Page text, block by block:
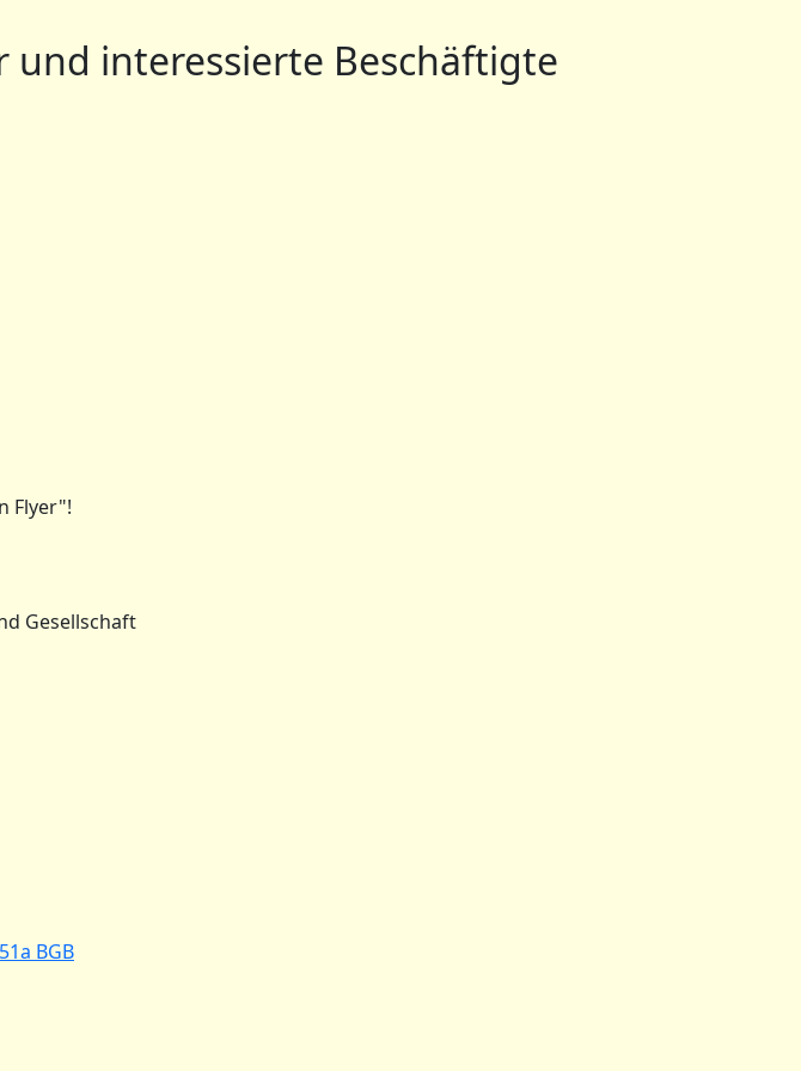
und interessierte Beschäftigte
Flyer"!
Gesellschaft
BGB